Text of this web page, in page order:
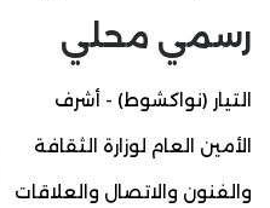
رسمي محلي
التيار (نواكشوط) - أشرف
الأمين العام لوزارة الثقافة
والفنون والاتصال والعلاقات